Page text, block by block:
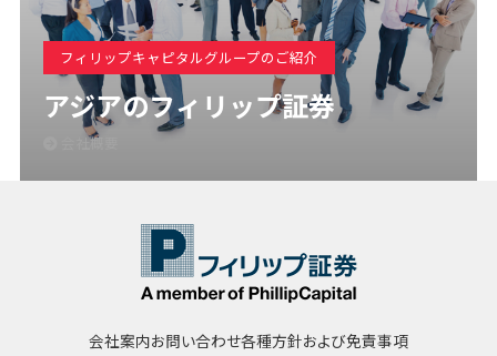
フィリップキャピタルグループのご紹介
アジアのフィリップ証券
会社概要
会社案内お問い合わせ各種方針および免責事項